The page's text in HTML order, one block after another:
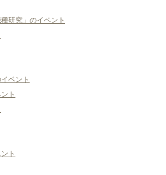
研究」のイベント
ベント
ト
ト